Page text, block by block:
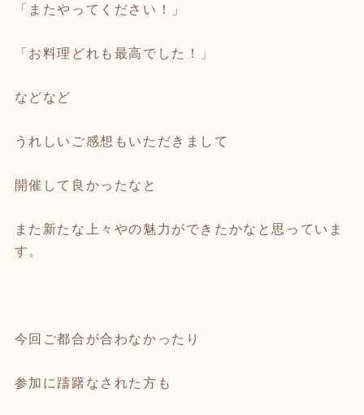
「またやってください！」
「お料理どれも最高でした！」
などなど
うれしいご感想もいただきまして
開催して良かったなと
また新たな上々やの魅力ができたかなと思っていま
す。
今回ご都合が合わなかったり
参加に躊躇なされた方も